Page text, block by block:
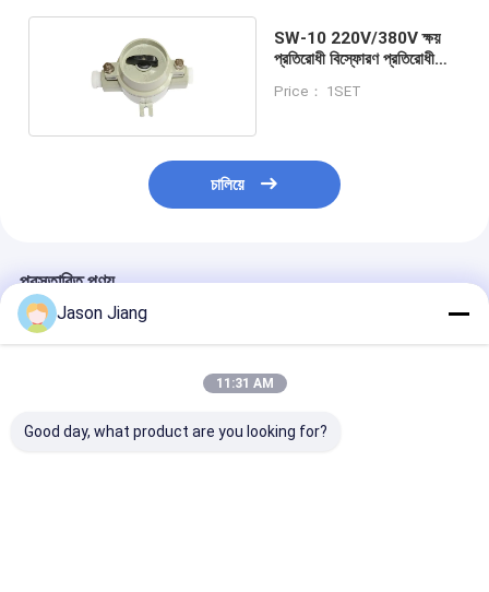
SW-10 220V/380V ক্ষয়
প্রতিরোধী বিস্ফোরণ প্রতিরোধী
Price： 1SET
চালিয়ে
প্রস্তাবিত পণ্য
Jason Jiang
11:31 AM
Good day, what product are you looking for?